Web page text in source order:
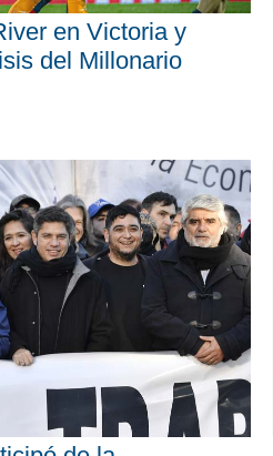
en Victoria y
del Millonario